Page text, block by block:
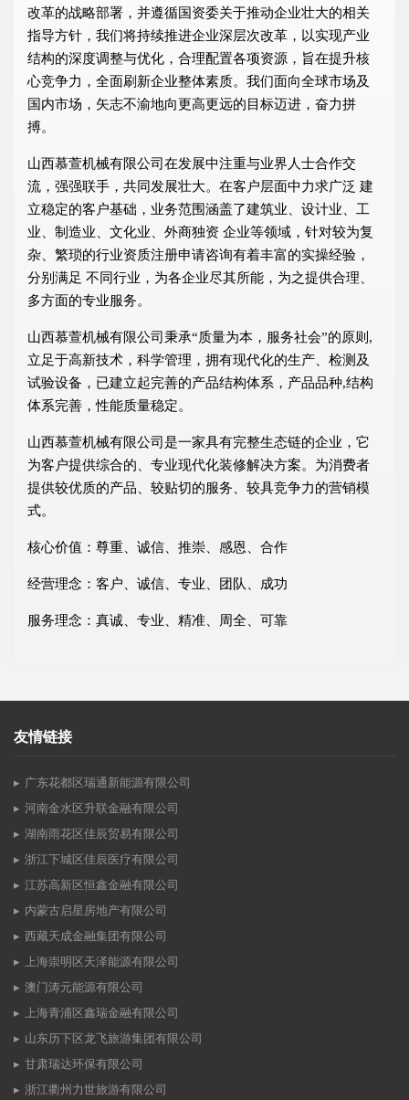
改革的战略部署，并遵循国资委关于推动企业壮大的相关
指导方针，我们将持续推进企业深层次改革，以实现产业
结构的深度调整与优化，合理配置各项资源，旨在提升核
心竞争力，全面刷新企业整体素质。我们面向全球市场及
国内市场，矢志不渝地向更高更远的目标迈进，奋力拼
搏。
山西慕萱机械有限公司在发展中注重与业界人士合作交
流，强强联手，共同发展壮大。在客户层面中力求广泛 建
立稳定的客户基础，业务范围涵盖了建筑业、设计业、工
业、制造业、文化业、外商独资 企业等领域，针对较为复
杂、繁琐的行业资质注册申请咨询有着丰富的实操经验，
分别满足 不同行业，为各企业尽其所能，为之提供合理、
多方面的专业服务。
山西慕萱机械有限公司秉承“质量为本，服务社会”的原则,
立足于高新技术，科学管理，拥有现代化的生产、检测及
试验设备，已建立起完善的产品结构体系，产品品种,结构
体系完善，性能质量稳定。
山西慕萱机械有限公司是一家具有完整生态链的企业，它
为客户提供综合的、专业现代化装修解决方案。为消费者
提供较优质的产品、较贴切的服务、较具竞争力的营销模
式。
核心价值：尊重、诚信、推崇、感恩、合作
经营理念：客户、诚信、专业、团队、成功
服务理念：真诚、专业、精准、周全、可靠
友情链接
广东花都区瑞通新能源有限公司
河南金水区升联金融有限公司
湖南雨花区佳辰贸易有限公司
浙江下城区佳辰医疗有限公司
江苏高新区恒鑫金融有限公司
内蒙古启星房地产有限公司
西藏天成金融集团有限公司
上海崇明区天泽能源有限公司
澳门涛元能源有限公司
上海青浦区鑫瑞金融有限公司
山东历下区龙飞旅游集团有限公司
甘肃瑞达环保有限公司
浙江衢州力世旅游有限公司